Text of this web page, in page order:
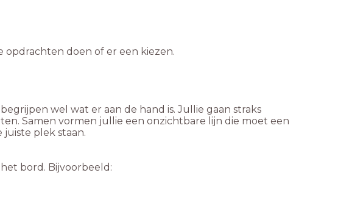
opdrachten doen of er een kiezen.
wel wat er aan de hand is. Jullie gaan straks
Samen vormen jullie een onzichtbare lijn die moet een
plek staan.
bord. Bijvoorbeeld: